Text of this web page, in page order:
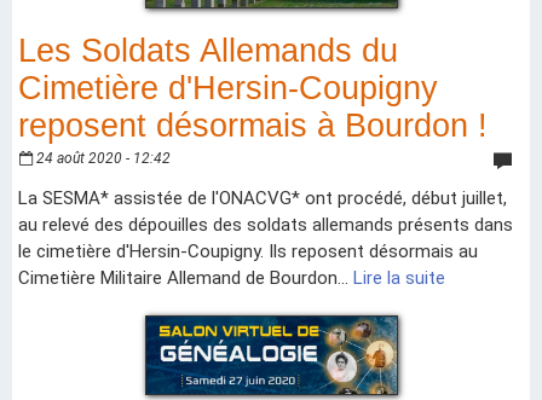
Les Soldats Allemands du
Cimetière d'Hersin-Coupigny
reposent désormais à Bourdon !
24 août 2020 - 12:42
La SESMA* assistée de l'ONACVG* ont procédé, début juillet,
au relevé des dépouilles des soldats allemands présents dans
le cimetière d'Hersin-Coupigny. Ils reposent désormais au
Cimetière Militaire Allemand de Bourdon... Lire la suite